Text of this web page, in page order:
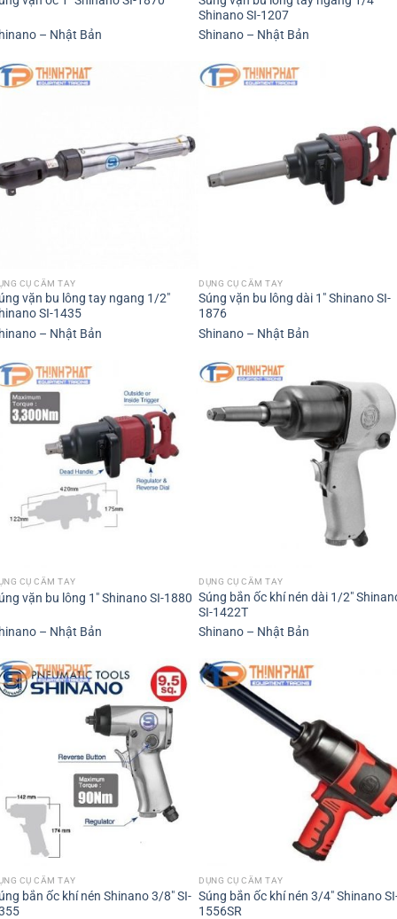
– Nhật Bản
Shinano SI-1207
Shinano – Nhật Bản
CỤ CẦM TAY
vặn bu lông tay ngang 1/2″
SI-1435
– Nhật Bản
DỤNG CỤ CẦM TAY
Súng vặn bu lông dài 1″ Shinano SI-
1876
Shinano – Nhật Bản
CỤ CẦM TAY
vặn bu lông 1″ Shinano SI-1880
– Nhật Bản
DỤNG CỤ CẦM TAY
Súng bắn ốc khí nén dài 1/2″
SI-1422T
Shinano – Nhật Bản
CỤ CẦM TAY
bắn ốc khí nén Shinano 3/8″ SI-
DỤNG CỤ CẦM TAY
Súng bắn ốc khí nén 3/4″ Shinano
1556SR